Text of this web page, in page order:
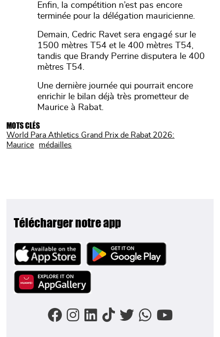
Enfin, la compétition n’est pas encore
terminée pour la délégation mauricienne.
Demain, Cedric Ravet sera engagé sur le
1500 mètres T54 et le 400 mètres T54,
tandis que Brandy Perrine disputera le 400
mètres T54.
Une dernière journée qui pourrait encore
enrichir le bilan déjà très prometteur de
Maurice à Rabat.
MOTS CLÉS
World Para Athletics Grand Prix de Rabat 2026:
Maurice
médailles
Télécharger notre app
Image Image
Image